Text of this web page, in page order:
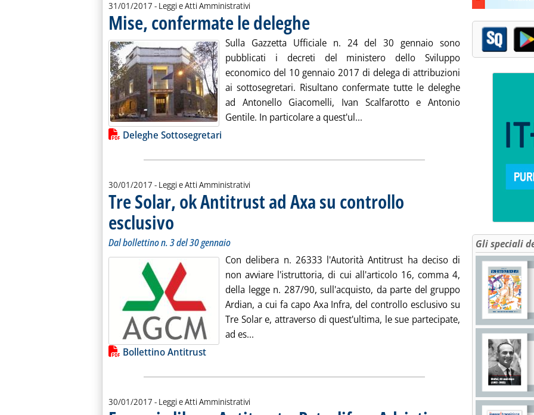
31/01/2017 - Leggi e Atti Amministrativi
Mise, confermate le deleghe
Sulla Gazzetta Ufficiale n. 24 del 30 gennaio sono
pubblicati i decreti del ministero dello Sviluppo
economico del 10 gennaio 2017 di delega di attribuzioni
ai sottosegretari. Risultano confermate tutte le deleghe
ad Antonello Giacomelli, Ivan Scalfarotto e Antonio
Gentile. In particolare a quest'ul...
Lista allegati PDF alla notizia
Deleghe Sottosegretari
30/01/2017 - Leggi e Atti Amministrativi
Tre Solar, ok Antitrust ad Axa su controllo
esclusivo
Dal bollettino n. 3 del 30 gennaio
Con delibera n. 26333 l'Autorità Antitrust ha deciso di
non avviare l'istruttoria, di cui all'articolo 16, comma 4,
della legge n. 287/90, sull'acquisto, da parte del gruppo
Ardian, a cui fa capo Axa Infra, del controllo esclusivo su
Tre Solar e, attraverso di quest'ultima, le sue partecipate,
ad es... Leggi tutta la notizia: 'Tre Solar, ok Antitrust ad Axa su controllo
Lista allegati PDF alla notizia
Bollettino Antitrust
30/01/2017 - Leggi e Atti Amministrativi
Gli speciali